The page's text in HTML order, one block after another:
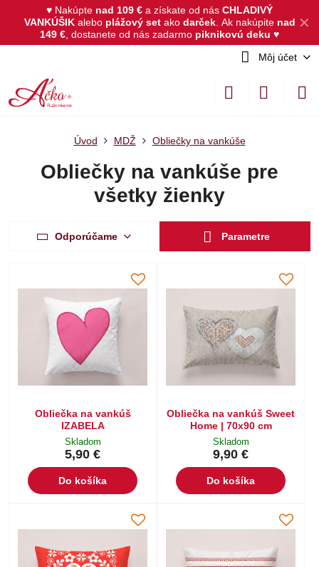
✕
♥ Nakúpte nad 109 € a získate od nás CHLADIVÝ
VANKÚŠIKalebo plážový set akodarček. Ak nakúpite nad
149 € , dostanete od nás zadarmo piknikovú deku ♥
Môj účet
Úvod MDŽ Obliečky na vankúše
Obliečky na vankúše pre
všetky žienky
Odporúčame Parametre
Obliečka na vankúš
IZABELA
Skladom
5,90 €
Do košíka
Obliečka na vankúš Sweet
Home | 70x90 cm
Skladom
9,90 €
Do košíka